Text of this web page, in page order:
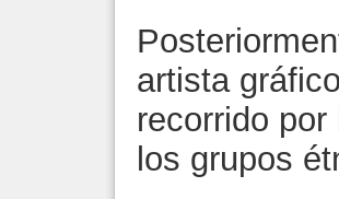
artista
recorrido
los grupos